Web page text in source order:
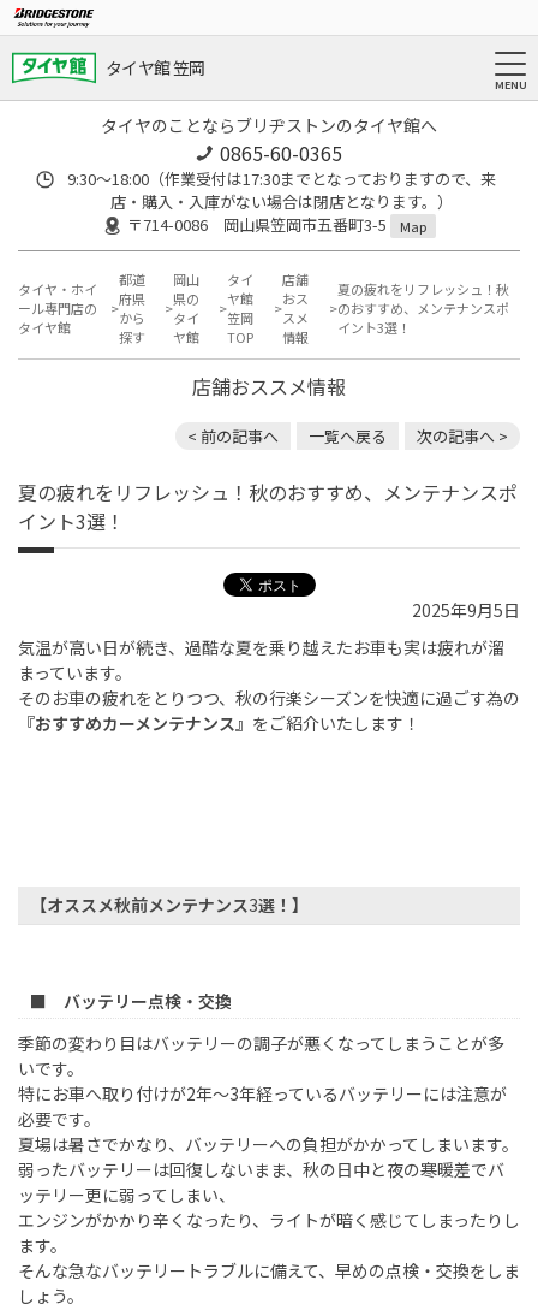
タイヤ館 笠岡
タイヤのことならブリヂストンのタイヤ館へ
0865-60-0365
9:30～18:00（作業受付は17:30までとなっておりますので、来
店・購入・入庫がない場合は閉店となります。）
〒714-0086 岡山県笠岡市五番町3-5
Map
タイヤ・ホイ
ール専門店の
タイヤ館
都道
府県
から
探す
岡山
県の
タイ
ヤ館
タイ
ヤ館
笠岡
TOP
店舗
おス
スメ
情報
夏の疲れをリフレッシュ！秋
のおすすめ、メンテナンスポ
イント3選！
店舗おススメ情報
< 前の記事へ 一覧へ戻る 次の記事へ >
夏の疲れをリフレッシュ！秋のおすすめ、メンテナンスポ
イント3選！
2025年9月5日
気温が高い日が続き、過酷な夏を乗り越えたお車も実は疲れが溜
まっています。
そのお車の疲れをとりつつ、秋の行楽シーズンを快適に過ごす為の
『おすすめカーメンテナンス』 をご紹介いたします！
【オススメ秋前メンテナンス3選！】
■ バッテリー点検・交換
季節の変わり目はバッテリーの調子が悪くなってしまうことが多
いです。
特にお車へ取り付けが2年～3年経っているバッテリーには注意が
必要です。
夏場は暑さでかなり、バッテリーへの負担がかかってしまいます。
弱ったバッテリーは回復しないまま、秋の日中と夜の寒暖差でバ
ッテリー更に弱ってしまい、
エンジンがかかり辛くなったり、ライトが暗く感じてしまったりし
ます。
そんな急なバッテリートラブルに備えて、早めの点検・交換をしま
しょう。